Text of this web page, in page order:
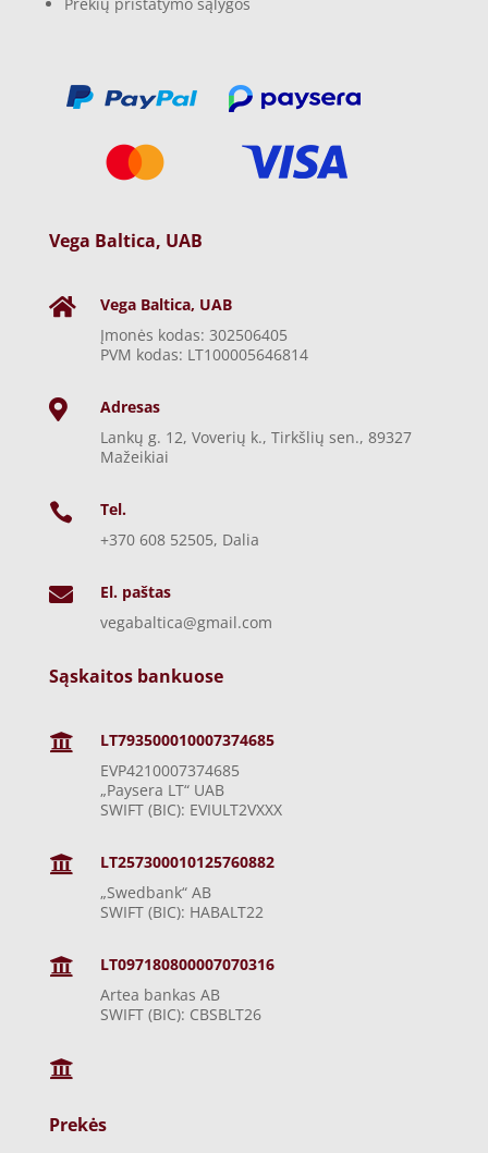
Vega Baltica, UAB

Vega Baltica, UAB
Įmonės kodas: 302506405
PVM kodas: LT100005646814

Adresas
Lankų g. 12, Voverių k., Tirkšlių sen., 89327
Mažeikiai

Tel.
+370 608 52505, Dalia

El. paštas
vegabaltica@gmail.com
Sąskaitos bankuose

LT793500010007374685
EVP4210007374685
„Paysera LT“ UAB
SWIFT (BIC): EVIULT2VXXX

LT257300010125760882
„Swedbank“ AB
SWIFT (BIC): HABALT22

LT097180800007070316
Artea bankas AB
SWIFT (BIC): CBSBLT26

Prekės